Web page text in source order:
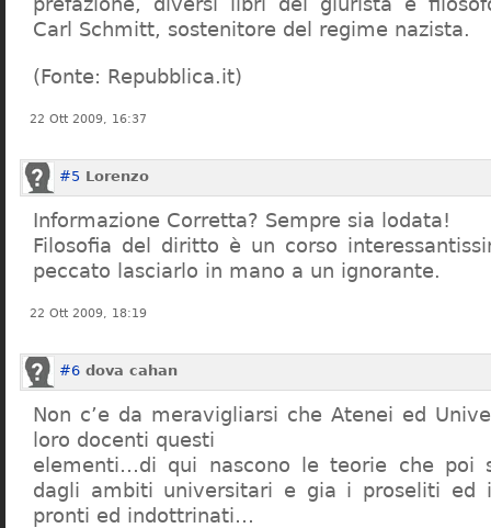
Carl Schmitt, sostenitore del regime nazista.
(Fonte: Repubblica.it)
22 Ott 2009, 16:37
#5 Lorenzo
Informazione Corretta? Sempre sia lodata!
Filosofia del diritto è un corso
peccato lasciarlo in mano a un ignorante.
22 Ott 2009, 18:19
#6 dova cahan
Non c’e da meravigliarsi che Atenei ed
loro docenti questi
elementi…di qui nascono le teorie che poi
dagli ambiti universitari e gia i proseliti ed
pronti ed indottrinati…